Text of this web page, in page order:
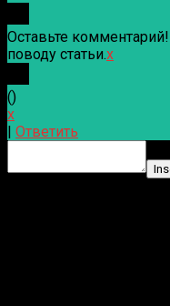
Оставьте
поводу статьи.x
()
x
Ответить